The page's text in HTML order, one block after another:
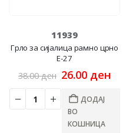
11939
Грло за сијалица рамно црно
Е-27
38.00ден Original
was:
38.00 ден.
26.00 ден
ДОДАЈ
ВО
КОШНИЦА